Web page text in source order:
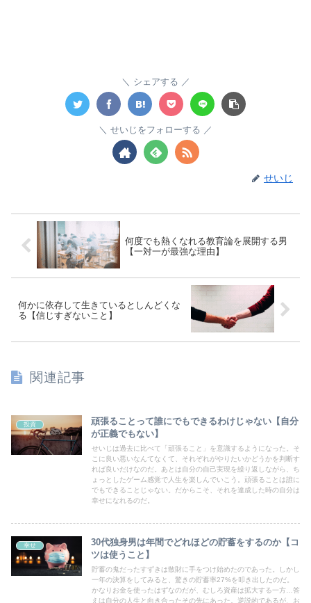
シェアする
せいじをフォローする
せいじ
何度でも熱くなれる教育論を展開する男
【一対一が最強な理由】
何かに依存して生きているとしんどくな
る【信じすぎないこと】
関連記事
投資
頑張ることって誰にでもできるわけじゃない【自分
が正義でもない】
せいじは過去に比べて「頑張ること」を意識するようになった。そ
こに良い悪いなんてなくて、それぞれがやりたいかどうかを判断す
れば良いだけなのだ。あとは自分の自己実現を繰り返しながら、ち
ょっとしたゲーム感覚で人生を楽しんでいこう。頑張ることは誰に
でもできることじゃない。だからこそ、それを達成した時の自分は
幸せになれるのだ。
幸せ
30代独身男は年間でどれほどの貯蓄をするのか【コ
ツは使うこと】
貯蓄の鬼だったすずきは散財に手をつけ始めたのであった。しかし
一年の決算をしてみると、驚きの貯蓄率27%を叩き出したのだ。
かなりお金を使ったはずなのだが、むしろ資産は拡大する一方…答
えは自分の人生と向き合ったその先にあった。逆説的であるが、お